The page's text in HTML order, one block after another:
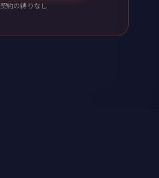
契約の縛りなし